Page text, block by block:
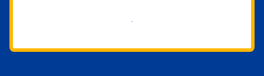
Mulakan sekarang